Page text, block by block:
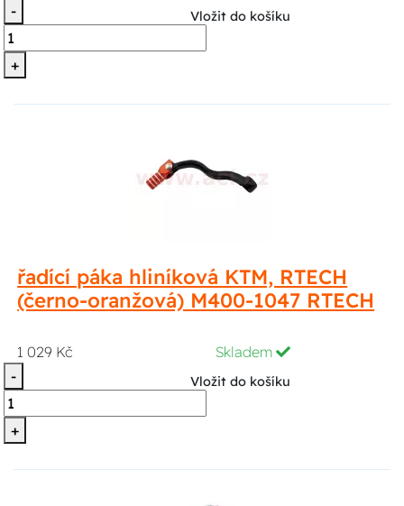
-
+
Vložit do košíku
řadící páka hliníková KTM, RTECH
(černo-oranžová) M400-1047 RTECH
1 029 Kč
Skladem
-
+
Vložit do košíku